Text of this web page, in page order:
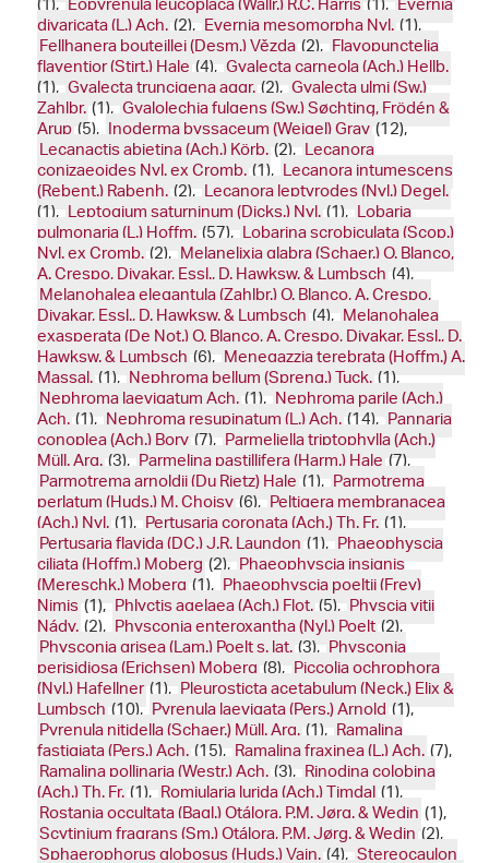
divaricata (L.) Ach.(2), Evernia mesomorpha Nyl.(1),
Fellhanera bouteillei (Desm.) Vězda(2), Flavopunctelia
flaventior (Stirt.) Hale(4), Gyalecta carneola (Ach.) Hellb.
(1), Gyalecta truncigena aggr.(2), Gyalecta ulmi (Sw.)
Zahlbr.(1), Gyalolechia fulgens (Sw.) Søchting, Frödén &
Arup(5), Inoderma byssaceum (Weigel) Gray(12),
Lecanactis abietina (Ach.) Körb.(2), Lecanora
conizaeoides Nyl. ex Cromb.(1), Lecanora intumescens
(Rebent.) Rabenh.(2), Lecanora leptyrodes (Nyl.) Degel.
(1), Leptogium saturninum (Dicks.) Nyl.(1), Lobaria
pulmonaria (L.) Hoffm.(57), Lobarina scrobiculata (Scop.)
Nyl. ex Cromb.(2), Melanelixia glabra (Schaer.) O. Blanco,
A. Crespo, Divakar, Essl., D. Hawksw. & Lumbsch(4),
Melanohalea elegantula (Zahlbr.) O. Blanco, A. Crespo,
Divakar, Essl., D. Hawksw. & Lumbsch(4), Melanohalea
exasperata (De Not.) O. Blanco, A. Crespo, Divakar, Essl., D.
Hawksw. & Lumbsch(6), Menegazzia terebrata (Hoffm.) A.
Massal.(1), Nephroma bellum (Spreng.) Tuck.(1),
Nephroma laevigatum Ach.(1), Nephroma parile (Ach.)
Ach.(1), Nephroma resupinatum (L.) Ach.(14), Pannaria
conoplea (Ach.) Bory(7), Parmeliella triptophylla (Ach.)
Müll. Arg.(3), Parmelina pastillifera (Harm.) Hale(7),
Parmotrema arnoldii (Du Rietz) Hale(1), Parmotrema
perlatum (Huds.) M. Choisy(6), Peltigera membranacea
(Ach.) Nyl.(1), Pertusaria coronata (Ach.) Th. Fr.(1),
Pertusaria flavida (DC.) J.R. Laundon(1), Phaeophyscia
ciliata (Hoffm.) Moberg(2), Phaeophyscia insignis
(Mereschk.) Moberg(1), Phaeophyscia poeltii (Frey)
Nimis(1), Phlyctis agelaea (Ach.) Flot.(5), Physcia vitii
Nádv.(2), Physconia enteroxantha (Nyl.) Poelt(2),
Physconia grisea (Lam.) Poelt s. lat.(3), Physconia
perisidiosa (Erichsen) Moberg(8), Piccolia ochrophora
(Nyl.) Hafellner(1), Pleurosticta acetabulum (Neck.) Elix &
Lumbsch(10), Pyrenula laevigata (Pers.) Arnold(1),
Pyrenula nitidella (Schaer.) Müll. Arg.(1), Ramalina
fastigiata (Pers.) Ach.(15), Ramalina fraxinea (L.) Ach.(7),
Ramalina pollinaria (Westr.) Ach.(3), Rinodina colobina
(Ach.) Th. Fr.(1), Romjularia lurida (Ach.) Timdal(1),
Rostania occultata (Bagl.) Otálora, P.M. Jørg. & Wedin(1),
Scytinium fragrans (Sm.) Otálora, P.M. Jørg. & Wedin(2),
Sphaerophorus globosus (Huds.) Vain.(4), Stereocaulon